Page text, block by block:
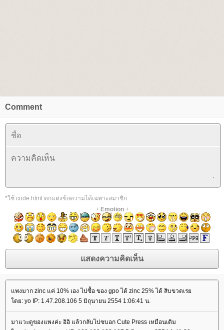
Comment
*ใช้ code html ตกแต่งข้อความได้เฉพาะสมาชิก
+ Emotion+
พงมาก zinc แค่ 10% เอง ไปซื้อ ของ gpo ได้ zinc 25% ได้ สิบขวดเร
ดย: yo IP: 1.47.208.106 5 มิถุนายน 2554 1:06:41 น.
มาแวะดูของแพงค่ะ อิอิ แล้วกลับไปซบอก Cute Press เหมือนเดิม